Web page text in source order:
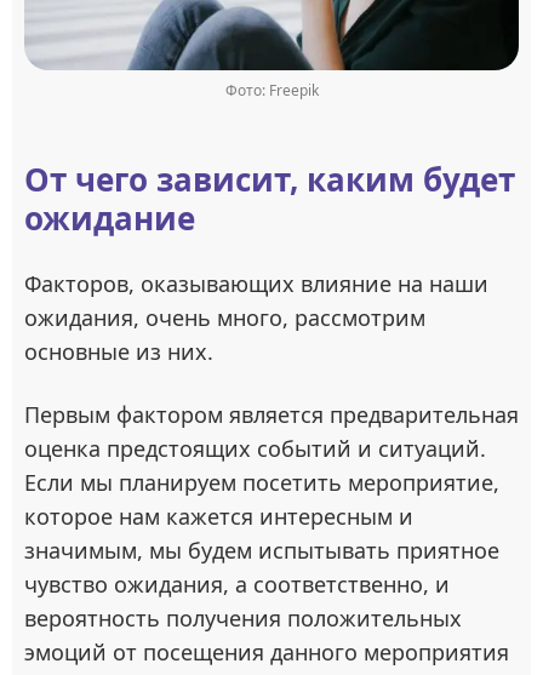
Фото: Freepik
От чего зависит, каким будет
ожидание
Факторов, оказывающих влияние на наши
ожидания, очень много, рассмотрим
основные из них.
Первым фактором является предварительная
оценка предстоящих событий и ситуаций.
Если мы планируем посетить мероприятие,
которое нам кажется интересным и
значимым, мы будем испытывать приятное
чувство ожидания, а соответственно, и
вероятность получения положительных
эмоций от посещения данного мероприятия